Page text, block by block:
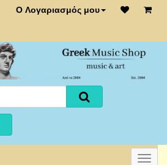
Ο Λογαριασμός μου